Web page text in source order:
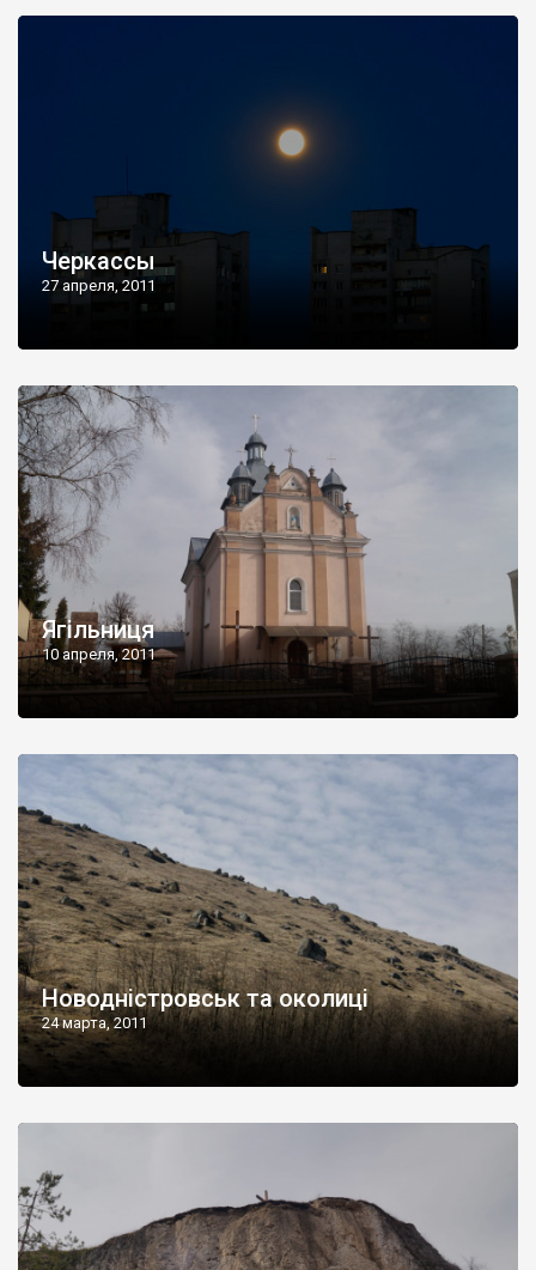
Черкассы
27 апреля, 2011
Ягільниця
10 апреля, 2011
Новодністровськ та околиці
24 марта, 2011